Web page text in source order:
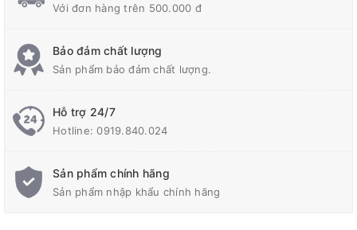
Với đơn hàng trên 500.000 đ
Bảo đảm chất lượng
Sản phẩm bảo đảm chất lượng.
Hỗ trợ 24/7
Hotline:0919.840.024
Sản phẩm chính hãng
Sản phẩm nhập khẩu chính hãng